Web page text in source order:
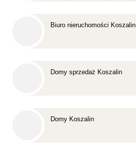
Biuro nieruchomości Koszalin
Domy sprzedaż Koszalin
Domy Koszalin